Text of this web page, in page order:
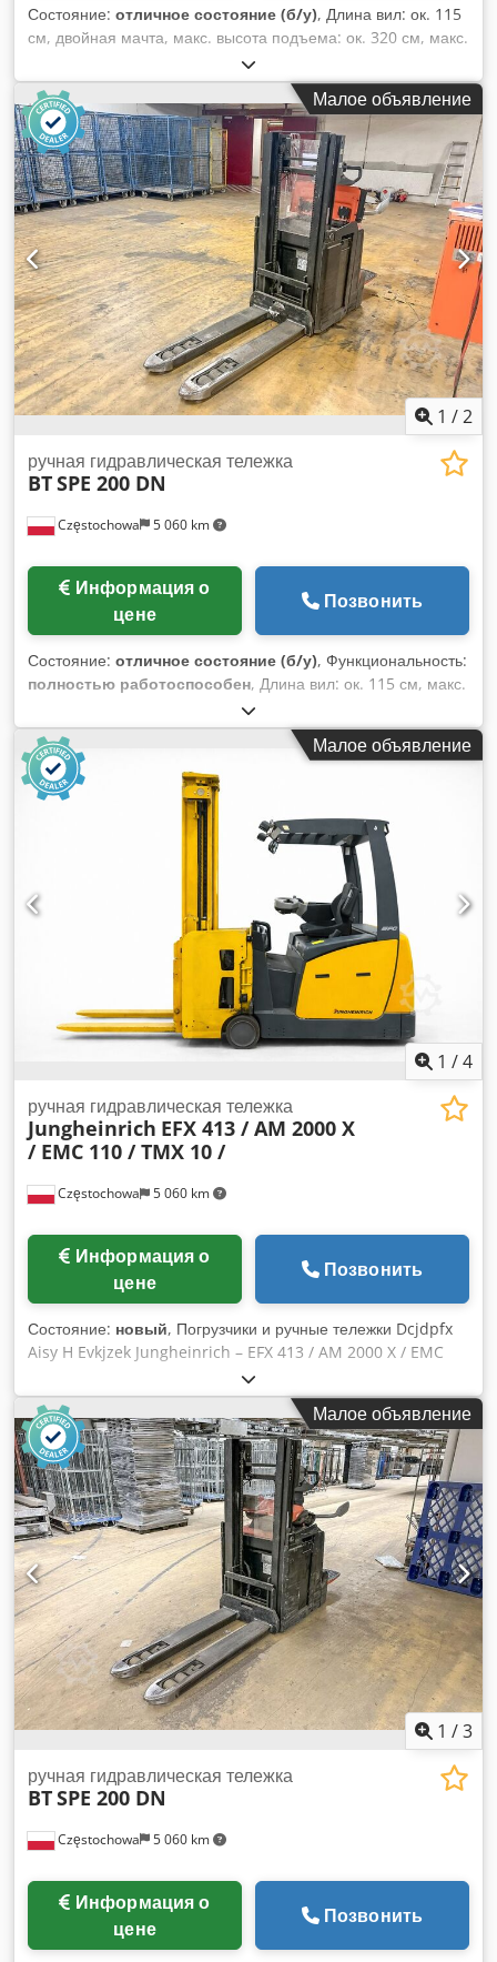
Состояние: отличное состояние (б/у), Длина вил: ок. 115
см, двойная мачта, макс. высота подъема: ок. 320 см, макс.
нагрузка: ок. 1000 кг, вес без аккумулятора: 955 кг, год
выпуска 2017. Высокоподъемный штабелер BT SPE 200 DN.
Dcjdpfx Aijyu Td Dszok
Малое объявление
1 /2
Częstochowa 5 060 km
ручная гидравлическая тележка
BTSPE 200 DN
цене
Позвонить
Состояние: отличное состояние (б/у), Функциональность:
полностью работоспособен, Длина вил: ок. 115 см, макс.
грузоподъемность: ок. 1000 кг, масса без аккумулятора: ок.
955 кг, год выпуска 2017, известный дефект: разряженный
аккумулятор и изношенное приводное колесо.
Высокоподъемный штабелер BT SPE 200 DN Dsdpfjyu
Tbpjx Aizsck
Малое объявление
1 /4
Częstochowa 5 060 km
ручная гидравлическая тележка
Jungheinrich EFX 413 / AM 2000 X
/ EMC 110 / TMX 10 /
цене
Позвонить
Состояние: новый, Погрузчики и ручные тележки Dcjdpfx
Aisy H Evkjzek Jungheinrich – EFX 413 / AM 2000 X / EMC
Малое объявление
1 /3
Częstochowa 5 060 km
ручная гидравлическая тележка
BTSPE 200 DN
цене
Позвонить